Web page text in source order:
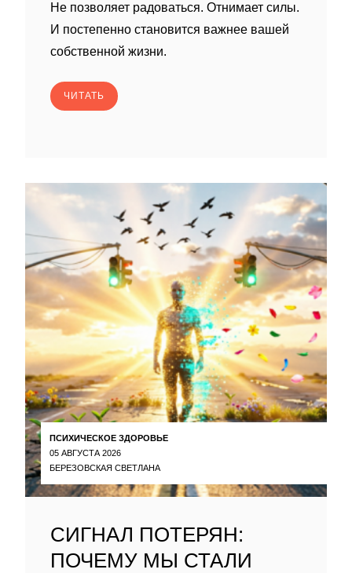
Не позволяет радоваться. Отнимает силы.
И постепенно становится важнее вашей
собственной жизни.
ЧИТАТЬ
ПСИХИЧЕСКОЕ ЗДОРОВЬЕ
05 АВГУСТА 2026
БЕРЕЗОВСКАЯ СВЕТЛАНА
СИГНАЛ ПОТЕРЯН:
ПОЧЕМУ МЫ СТАЛИ